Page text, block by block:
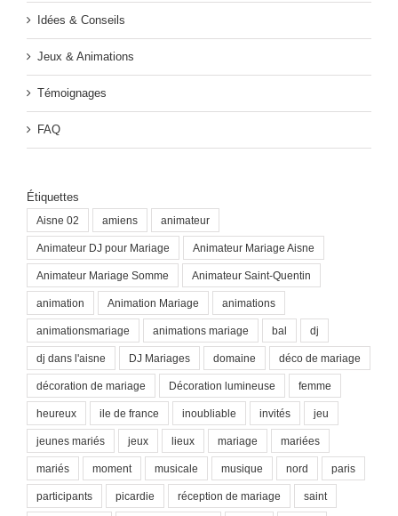
Idées & Conseils
Jeux & Animations
Témoignages
FAQ
Étiquettes
Aisne 02 amiens animateur
Animateur DJ pour Mariage Animateur Mariage Aisne
Animateur Mariage Somme Animateur Saint-Quentin
animation Animation Mariage animations
animationsmariage animations mariage bal dj
dj dans l'aisne DJ Mariages domaine déco de mariage
décoration de mariage Décoration lumineuse femme
heureux ile de france inoubliable invités jeu
jeunes mariés jeux lieux mariage mariées
mariés moment musicale musique nord paris
participants picardie réception de mariage saint